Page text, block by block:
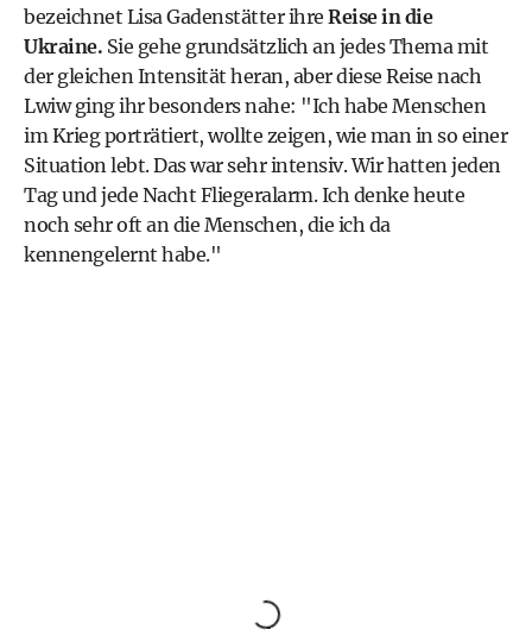
bezeichnet Lisa Gadenstätter ihre Reise in die
Ukraine. Sie gehe grundsätzlich an jedes Thema mit
der gleichen Intensität heran, aber diese Reise nach
Lwiw ging ihr besonders nahe: "Ich habe Menschen
im Krieg porträtiert, wollte zeigen, wie man in so einer
Situation lebt. Das war sehr intensiv. Wir hatten jeden
Tag und jede Nacht Fliegeralarm. Ich denke heute
noch sehr oft an die Menschen, die ich da
kennengelernt habe."